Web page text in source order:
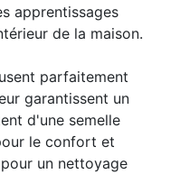
apprentissages
de la maison.
parfaitement
garantissent un
d'une semelle
le confort et
un nettoyage